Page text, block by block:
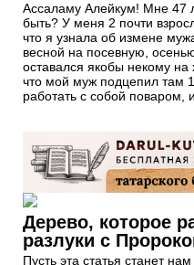
Aссаламу Алейкум! Мне 47
быть? У меня 2 почти
что я узнала об измене
весной на посевную,
оставался якобы некому на
что мой муж подцепил там
работать с собой поваром,
Дерево, которое
разлуки с
Пусть эта статья станет